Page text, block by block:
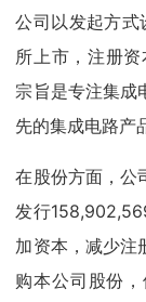
公司以发起方
所上市，注册
宗旨是专注集成
先的集成电路产
在股份方面，公
发行
加资本，减少注
购本公司股份